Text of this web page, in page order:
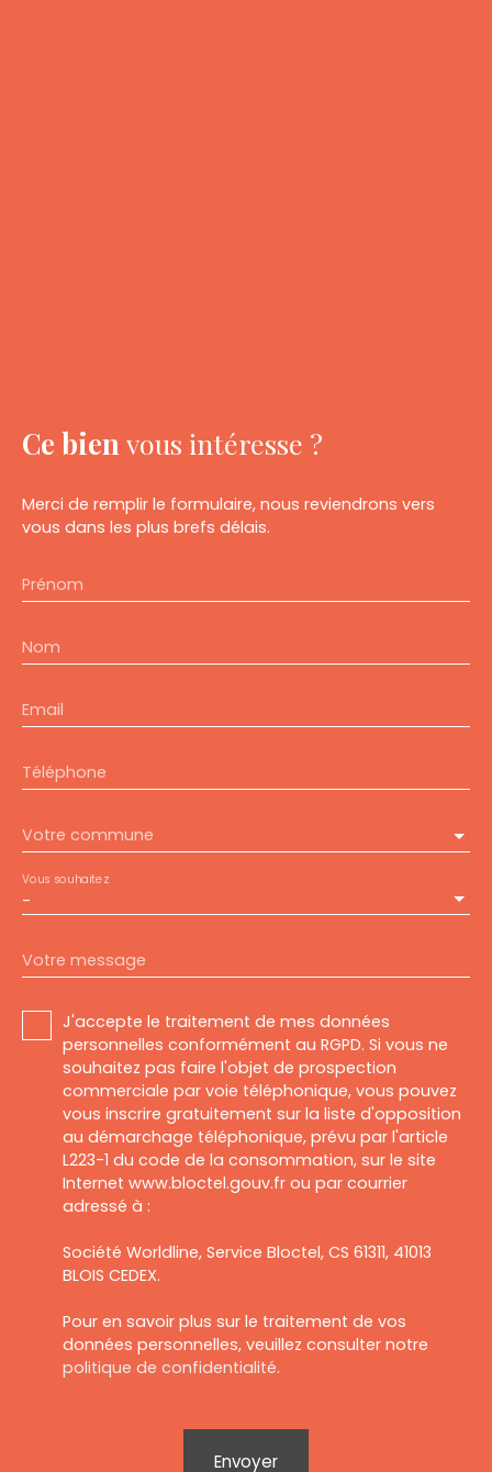
Ce bien vous intéresse ?
Merci de remplir le formulaire, nous reviendrons vers
vous dans les plus brefs délais.
Prénom
Nom
Email
Téléphone
Votre commune
-
Vous souhaitez
Votre message
J'accepte le traitement de mes données
personnelles conformément au RGPD. Si vous ne
souhaitez pas faire l'objet de prospection
commerciale par voie téléphonique, vous pouvez
vous inscrire gratuitement sur la liste d'opposition
au démarchage téléphonique, prévu par l'article
L223-1 du code de la consommation, sur le site
Internet www.bloctel.gouv.fr ou par courrier
adressé à :
Société Worldline, Service Bloctel, CS 61311, 41013
BLOIS CEDEX.
Pour en savoir plus sur le traitement de vos
données personnelles, veuillez consulter notre
politique de confidentialité.
Envoyer